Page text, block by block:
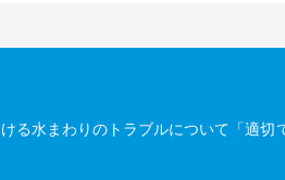
水まわりのトラブルについて「適切